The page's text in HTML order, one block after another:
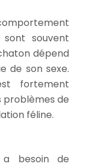
souvent
dépend
de son sexe.
fortement
de
féline.
besoin de